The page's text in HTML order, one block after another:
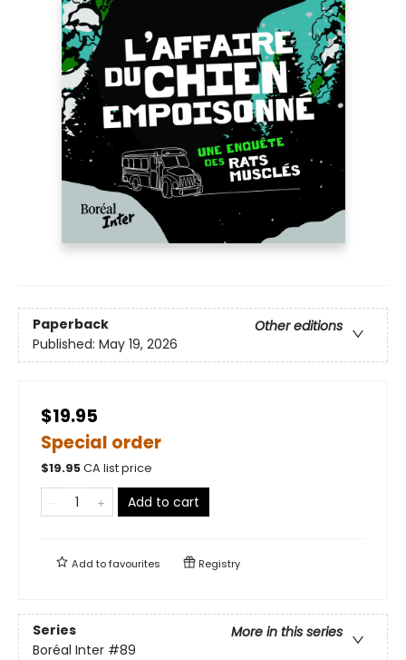
Paperback
Other editions
Published: May 19, 2026
$19.95
Special order
$19.95CA list price
Add to cart
Add tofavourites Registry
Series
More in this series
Boréal Inter #89